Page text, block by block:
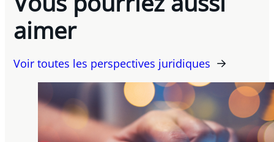
aimer
Voir toutes les perspectives juridiques